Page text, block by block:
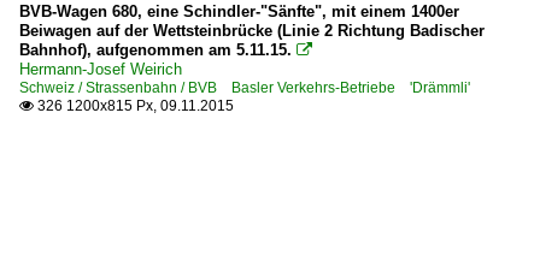
BVB-Wagen 680, eine Schindler-"Sänfte", mit einem 1400er
Beiwagen auf der Wettsteinbrücke (Linie 2 Richtung Badischer
Bahnhof), aufgenommen am 5.11.15. 
Hermann-Josef Weirich
Schweiz / Strassenbahn / BVB Basler Verkehrs-Betriebe 'Drämmli'
 326 1200x815 Px, 09.11.2015